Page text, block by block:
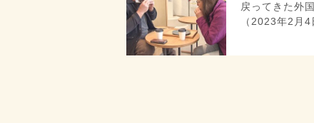
戻ってきた外
（2023年2月